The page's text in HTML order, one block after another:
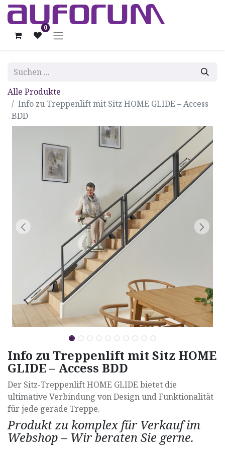
0
Alle Produkte
Info zu Treppenlift mit Sitz HOME GLIDE – Access
BDD
Info zu Treppenlift mit Sitz HOME
GLIDE – Access BDD
Der Sitz-Treppenlift HOME GLIDE bietet die
ultimative Verbindung von Design und Funktionalität
für jede gerade Treppe.
Produkt zu komplex für Verkauf im
Webshop – Wir beraten Sie gerne.